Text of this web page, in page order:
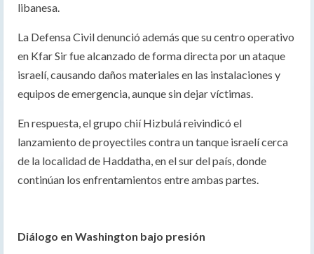
libanesa.
La Defensa Civil denunció además que su centro operativo
en Kfar Sir fue alcanzado de forma directa por un ataque
israelí, causando daños materiales en las instalaciones y
equipos de emergencia, aunque sin dejar víctimas.
En respuesta, el grupo chií Hizbulá reivindicó el
lanzamiento de proyectiles contra un tanque israelí cerca
de la localidad de Haddatha, en el sur del país, donde
continúan los enfrentamientos entre ambas partes.
Diálogo en Washington bajo presión